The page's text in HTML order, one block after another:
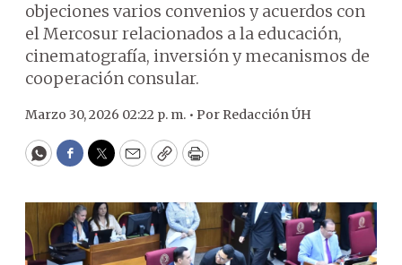
objeciones varios convenios y acuerdos con
el Mercosur relacionados a la educación,
cinematografía, inversión y mecanismos de
cooperación consular.
Marzo 30, 2026 02:22 p. m. • Por Redacción ÚH
WhatsApp
Facebook
Twitter
EmailCopyPrint